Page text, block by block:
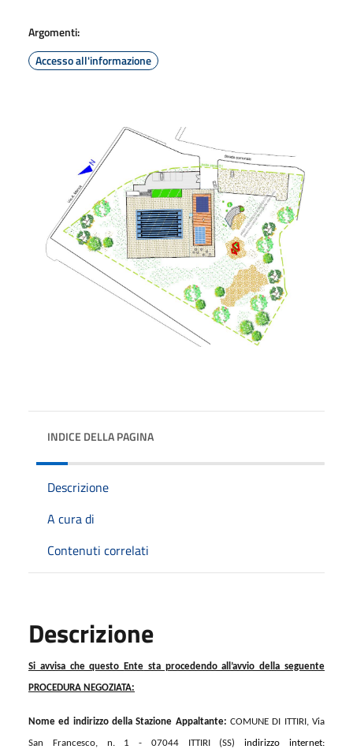
Argomenti:
Accesso all'informazione
INDICE DELLA PAGINA
Descrizione
A cura di
Contenuti correlati
Descrizione
Si avvisa che questo Ente sta procedendo all’avvio della seguente
PROCEDURA NEGOZIATA:
Nome ed indirizzo della Stazione Appaltante:COMUNE DI ITTIRI, Via
San Francesco, n. 1 - 07044 ITTIRI (SS)indirizzo internet: